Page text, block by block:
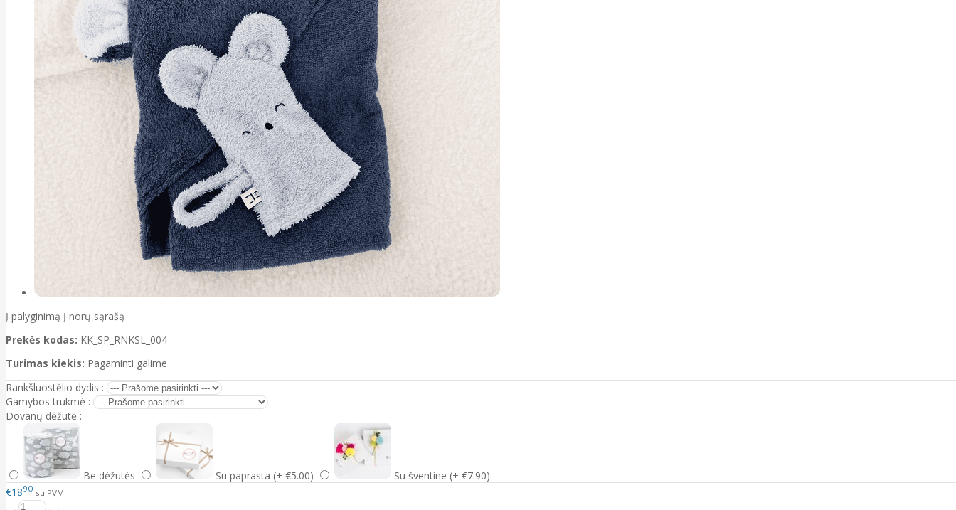
Į palyginimą Į norų sąrašą
Prekės kodas: KK_SP_RNKSL_004
Turimas kiekis: Pagaminti galime
Rankšluostėlio dydis :
Gamybos trukmė :
Dovanų dėžutė :
Be dėžutės Su paprasta (+ €5.00)
Su šventine (+ €7.90)
€1890 su PVM